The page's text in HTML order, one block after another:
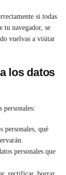
si todas
tu navegador, se
vuelvas a visitar
los datos
personales:
personales, qué
personales que